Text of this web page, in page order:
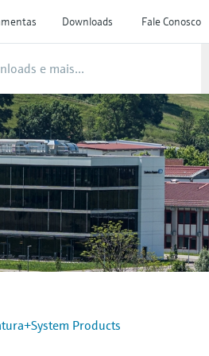
Downloads Fale Conosco
Products